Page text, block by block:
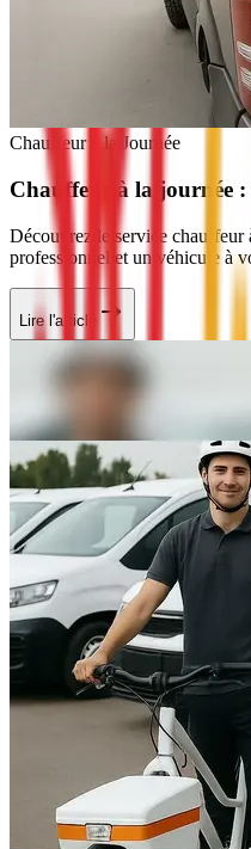
Chauffeur à la Journée
Chauffeur à la journée :
Découvrez le service chauffeur
professionnel et un véhicule à
Lire l'article